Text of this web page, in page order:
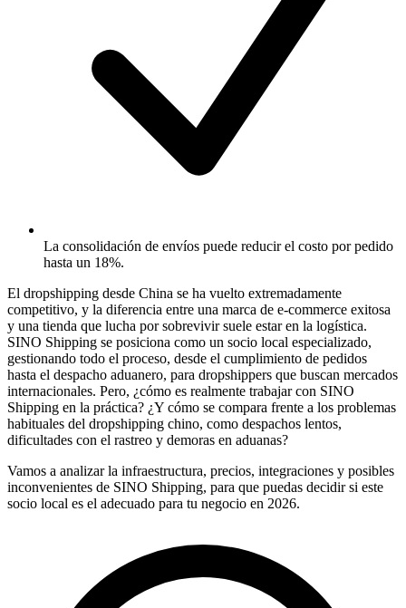
La consolidación de envíos puede reducir el costo por pedido
hasta un 18%.
El dropshipping desde China se ha vuelto extremadamente
competitivo, y la diferencia entre una marca de e-commerce exitosa
y una tienda que lucha por sobrevivir suele estar en la logística.
SINO Shipping se posiciona como un socio local especializado,
gestionando todo el proceso, desde el cumplimiento de pedidos
hasta el despacho aduanero, para dropshippers que buscan mercados
internacionales. Pero, ¿cómo es realmente trabajar con SINO
Shipping en la práctica? ¿Y cómo se compara frente a los problemas
habituales del dropshipping chino, como despachos lentos,
dificultades con el rastreo y demoras en aduanas?
Vamos a analizar la infraestructura, precios, integraciones y posibles
inconvenientes de SINO Shipping, para que puedas decidir si este
socio local es el adecuado para tu negocio en 2026.